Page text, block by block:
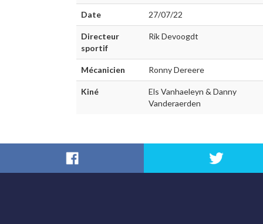
Date 27/07/22
Directeur
sportif
Rik Devoogdt
Mécanicien Ronny Dereere
Kiné
Els Vanhaeleyn & Danny
Vanderaerden